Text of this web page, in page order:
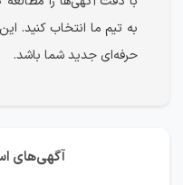
به تیم ما انتخاب کنید.
حرفه‌ای جدید شما باشد.
آگهی‌های